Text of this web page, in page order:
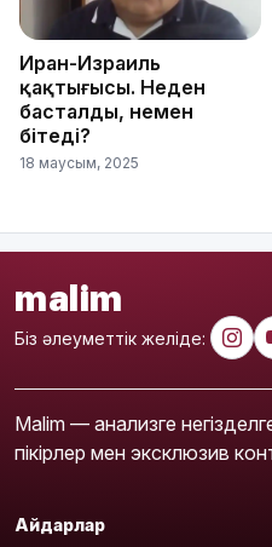
Иран-Израиль
қақтығысы. Неден
басталды, немен
бітеді?
18 маусым, 2025
malim
Біз әлеуметтік желіде:
Malim — анализге
пікірлер мен эксклюзив
Айдарлар